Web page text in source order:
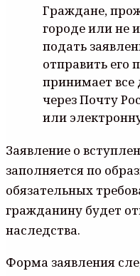
Граждане,
городе или не
подать
отправить его
принимает
через Почту
или
Заявление о
заполняется по
обязательных
гражданину будет
наследства.
Форма заявления